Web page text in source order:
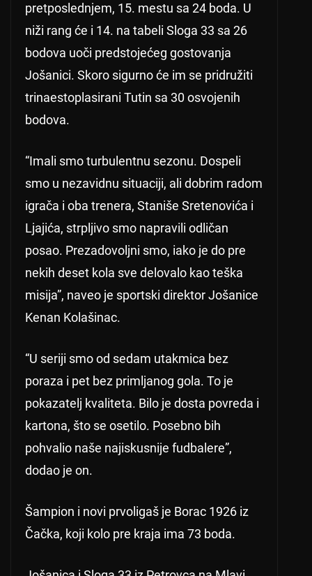
pretposlednjem, 15. mestu sa 24 boda. U
niži rang će i 14. na tabeli Sloga 33 sa 26
bodova uoči predstojećeg gostovanja
Jošanici. Skoro sigurno će im se pridružiti
trinaestoplasirani Tutin sa 30 osvojenih
bodova.
“Imali smo turbulentnu sezonu. Dospeli
smo u nezavidnu situaciji, ali dobrim radom
igrača i oba trenera, Staniše Sretenovića i
Ljajića, strpljivo smo napravili odličan
posao. Prezadovoljni smo, iako je do pre
nekih deset kola sve delovalo kao teška
misija”, naveo je sportski direktor Jošanice
Kenan Kolašinac.
“U seriji smo od sedam utakmica bez
poraza i pet bez primljanog gola. To je
pokazatelj kvaliteta. Bilo je dosta povreda i
kartona, što se osetilo. Posebno bih
pohvalio naše najiskusnije fudbalere”,
dodao je on.
Šampion i novi prvoligaš je Borac 1926 iz
Čačka, koji kolo pre kraja ima 73 boda.